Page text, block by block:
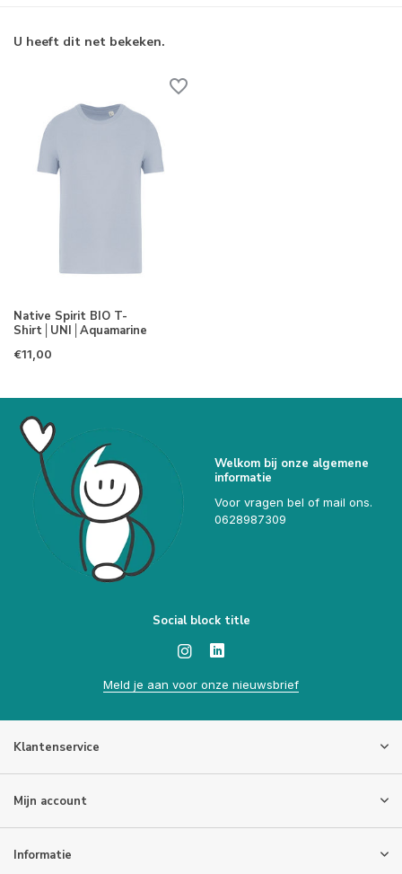
U heeft dit net bekeken.
Native Spirit BIO T-
Shirt│UNI│Aquamarine
€11,00
Welkom bij onze algemene
informatie
Voor vragen bel of mail ons.
0628987309
Social block title
Meld je aan voor onze nieuwsbrief
Klantenservice
Mijn account
Informatie